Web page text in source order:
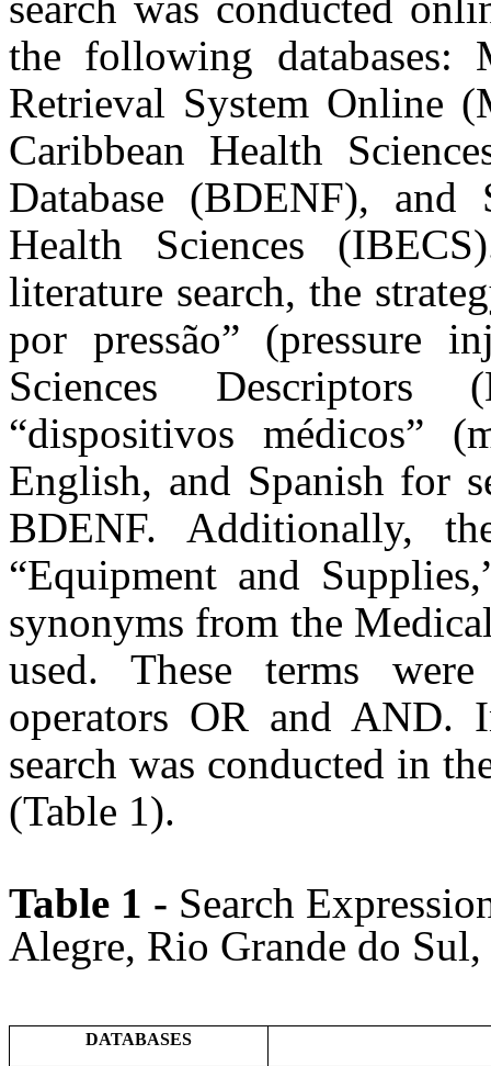
the following databases:
Retrieval System Online
Caribbean Health
Database (BDENF),
Health Sciences
literature search, the
por pressão” (pressure
Sciences
“dispositivos médicos”
English, and Spanish for
BDENF. Additionally,
“Equipment and
synonyms from the
used. These terms
operators OR and AND.
search was conducted in
(Table 1).
Table 1 - Search
Alegre, Rio Grande do
DATABASES